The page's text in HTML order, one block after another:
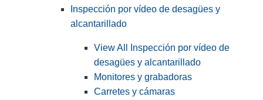
Inspección por vídeo de desagües y
alcantarillado
View All Inspección por vídeo de
desagües y alcantarillado
Monitores y grabadoras
Carretes y cámaras